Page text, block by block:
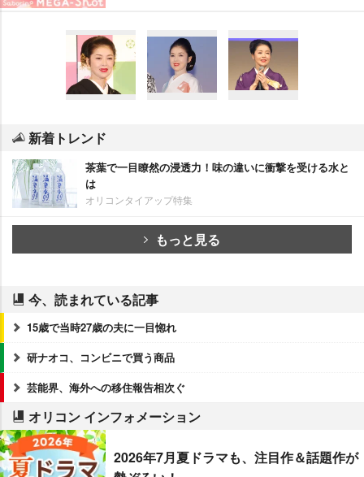
新着トレンド
茶葉で一目瞭然の浸透力！味の違いに衝撃を受ける水と
は
オリコンタイアップ特集
もっと見る
今、読まれている記事
15歳で当時27歳の夫に一目惚れ
研ナオコ、コンビニで買う商品
芸能界、海外への移住報告相次ぐ
オリコン インフォメーション
2026年7月夏ドラマも、注目作＆話題作が